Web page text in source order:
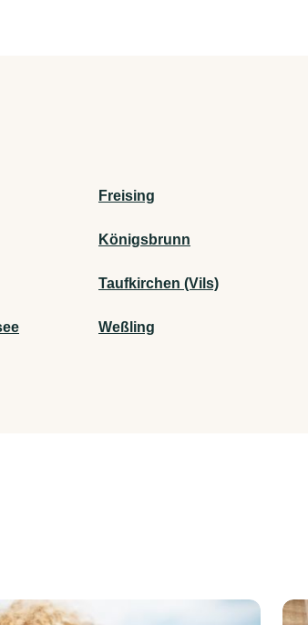
Freising
Königsbrunn
Taufkirchen (Vils)
Weßling